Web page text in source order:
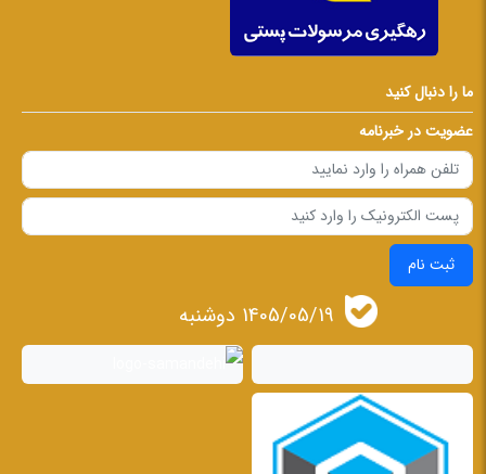
ما را دنبال کنید
عضویت در خبرنامه
ثبت نام
1405/05/19 دوشنبه